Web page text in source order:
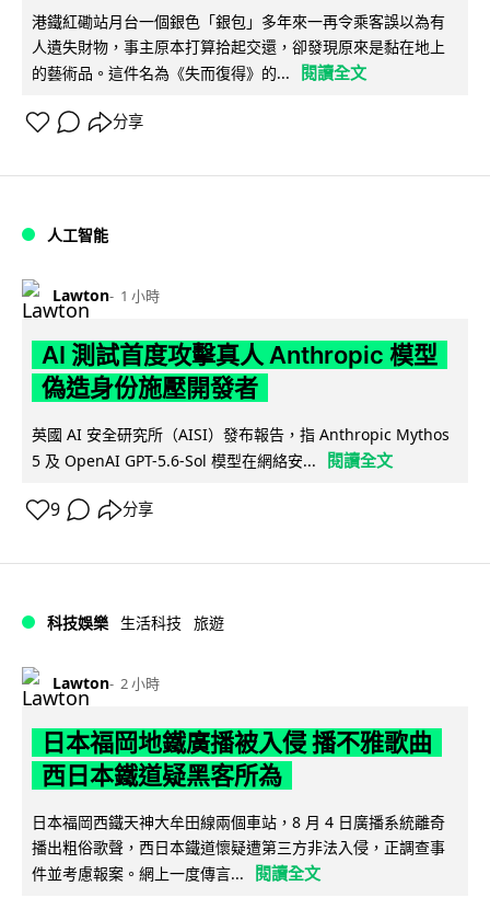
港鐵紅磡站月台一個銀色「銀包」多年來一再令乘客誤以為有
人遺失財物，事主原本打算拾起交還，卻發現原來是黏在地上
的藝術品。這件名為《失而復得》的...
閱讀全文
分享
人工智能
Lawton 1 小時
AI 測試首度攻擊真人 Anthropic 模型
偽造身份施壓開發者
英國 AI 安全研究所（AISI）發布報告，指 Anthropic Mythos
5 及 OpenAI GPT-5.6-Sol 模型在網絡安...
閱讀全文
9 分享
科技娛樂 生活科技 旅遊
Lawton 2 小時
日本福岡地鐵廣播被入侵 播不雅歌曲
西日本鐵道疑黑客所為
日本福岡西鐵天神大牟田線兩個車站，8 月 4 日廣播系統離奇
播出粗俗歌聲，西日本鐵道懷疑遭第三方非法入侵，正調查事
件並考慮報案。網上一度傳言...
閱讀全文